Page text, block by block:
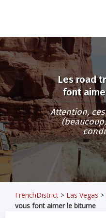
Les road
font
Attention,
FrenchDistrict > Las Vegas >
vous font aimer le bitume